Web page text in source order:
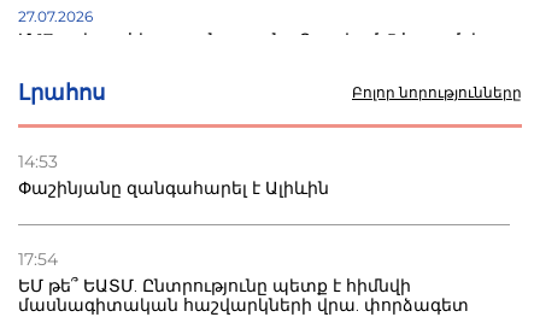
Լրահոս Բոլոր նորությունները
14:53
Փաշինյանը զանգահարել է Ալիևին
17:54
ԵՄ թե՞ ԵԱՏՄ. Ընտրությունը պետք է հիմնվի
մասնագիտական հաշվարկների վրա. փորձագետ
27.07.2026
Մ-17 աշխարհի առաջնությունը Բաքվում. 5 հայ ըմբիշ
22.07.2026
տուժածներ կան
21.07.2026
Դատվածություն ունեցող միգրանտներին կարգելվի
բնակվել Ռուսաստանում